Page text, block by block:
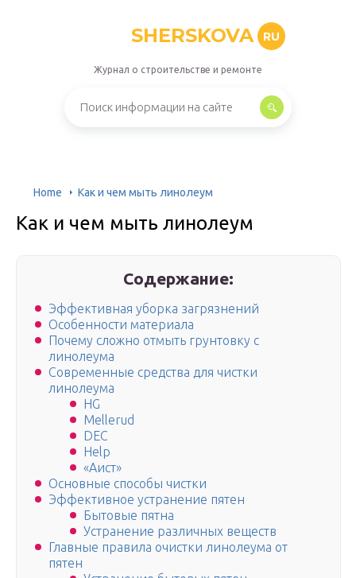
SHERSKOVA RU
Журнал о строительстве и ремонте
Home Как и чем мыть линолеум
Как и чем мыть линолеум
Содержание:
Эффективная уборка загрязнений
Особенности материала
Почему сложно отмыть грунтовку с
линолеума
Современные средства для чистки
линолеума
HG
Mellerud
DEC
Help
«Аист»
Основные способы чистки
Эффективное устранение пятен
Бытовые пятна
Устранение различных веществ
Главные правила очистки линолеума от
пятен